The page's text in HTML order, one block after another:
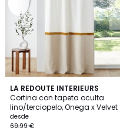
LA REDOUTE INTERIEURS
Cortina con tapeta oculta
lino/terciopelo, Onega x Velvet
desde
69.99 €
4,2
/ 5
3
Colores